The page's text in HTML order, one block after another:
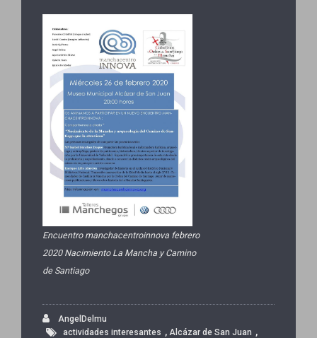
Encuentro manchacentroinnova febrero
2020 Nacimiento La Mancha y Camino
de Santiago
AngelDelmu
actividades interesantes , Alcázar de San Juan ,